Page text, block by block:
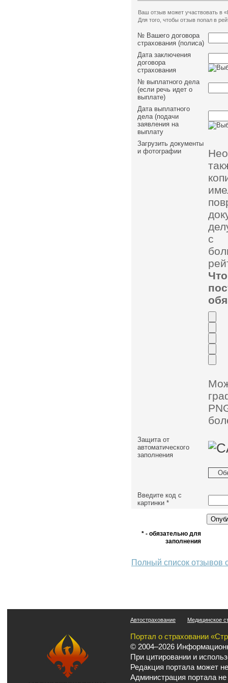
Ваш отзыв может участвовать в
Для того, чтобы отзыв попал в
№ Вашего договора
страхования (полиса)
Дата заключения
договора
страхования
№ выплатного дела
(если речь идет о
выплате)
Дата выплатного
дела (подачи
заявления на
выплату
Загрузить документы
и фотографии
с
Защита от
автоматического
заполнения
Введите код с
картинки *
* - обязательно для
заполнения
Полный список отзывов
Автострахование Медицинское
Портал о страховании
© 2004–2026
При цитировании и
Редакция портала может
Администрация портала